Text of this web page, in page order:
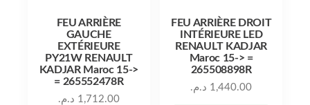
FEU ARRIÈRE
GAUCHE
EXTÉRIEURE
PY21W RENAULT
KADJAR Maroc 15->
= 265552478R
1,712.00 د.م.
FEU ARRIÈRE DROIT
INTÉRIEURE LED
RENAULT KADJAR
Maroc 15-> =
265508898R
1,440.00 د.م.